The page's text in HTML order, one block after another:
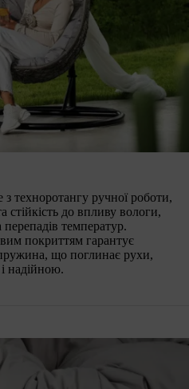
з техноротангу ручної роботи,
стійкість до впливу вологи,
температур.
покриттям гарантує
пружина, що поглинає рухи,
надійною.